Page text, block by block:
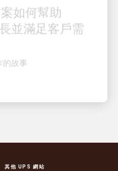
並滿足客戶需
故事
其他 UPS 網站